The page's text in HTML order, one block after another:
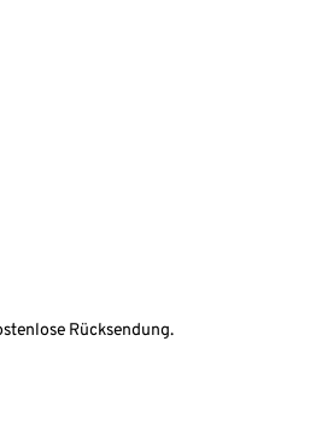
Rücksendung.